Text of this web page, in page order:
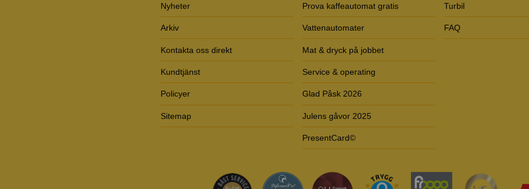
Nyheter
Arkiv
Kontakta oss direkt
Kundtjänst
Policyer
Sitemap
Prova kaffeautomat gratis
Vattenautomater
Mat & dryck på jobbet
Service & operating
Glad Påsk 2026
Julens gåvor 2025
PresentCard©
Turbil
FAQ